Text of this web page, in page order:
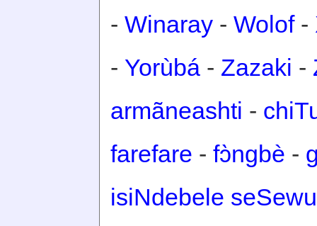
- Winaray - Wolof-
- Yorùbá - Zazaki -
armãneashti -
farefare - fɔ̀ngbè -
isiNdebele